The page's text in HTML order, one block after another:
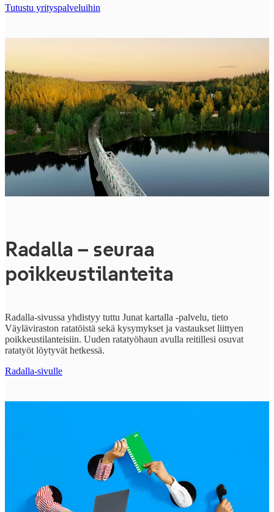
Tutustu yrityspalveluihin
Radalla – seuraa
poikkeustilanteita
Radalla-sivussa yhdistyy tuttu Junat kartalla -palvelu, tieto
Väyläviraston ratatöistä sekä kysymykset ja vastaukset liittyen
poikkeustilanteisiin. Uuden ratatyöhaun avulla reitillesi osuvat
ratatyöt löytyvät hetkessä.
Radalla-sivulle